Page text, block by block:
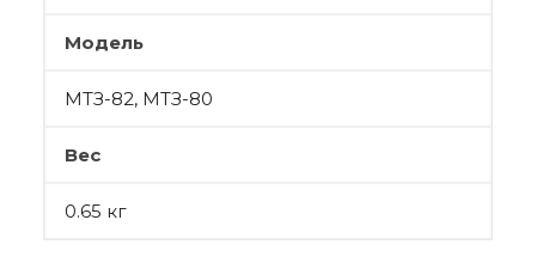
Модель
МТЗ-82, МТЗ-80
Вес
0.65 кг